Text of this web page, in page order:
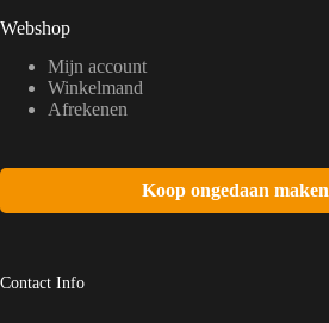
Webshop
Mijn account
Winkelmand
Afrekenen
Koop ongedaan maken
Contact Info